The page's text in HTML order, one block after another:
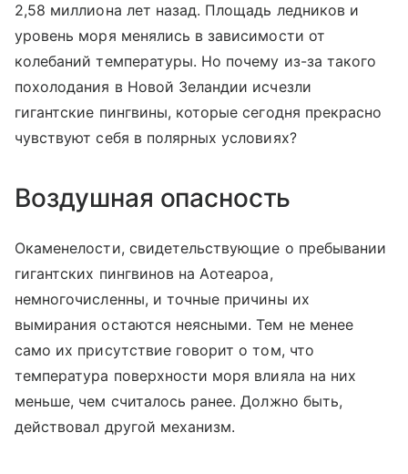
2,58 миллиона лет назад. Площадь ледников и
уровень моря менялись в зависимости от
колебаний температуры. Но почему из-за такого
похолодания в Новой Зеландии исчезли
гигантские пингвины, которые сегодня прекрасно
чувствуют себя в полярных условиях?
Воздушная опасность
Окаменелости, свидетельствующие о пребывании
гигантских пингвинов на Аотеароа,
немногочисленны, и точные причины их
вымирания остаются неясными. Тем не менее
само их присутствие говорит о том, что
температура поверхности моря влияла на них
меньше, чем считалось ранее. Должно быть,
действовал другой механизм.